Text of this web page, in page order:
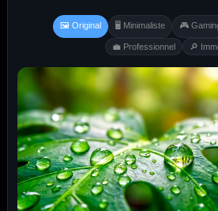
🖼️ Original 🖥️ Minimaliste 🎮
💼 Professionnel 🔎